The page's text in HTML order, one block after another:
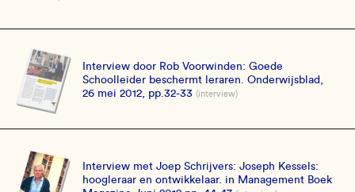
Interview door Rob Voorwinden: Goede
Schoolleider beschermt leraren. Onderwijsblad,
26 mei 2012, pp.32-33 (interview)
Interview met Joep Schrijvers: Joseph Kessels:
hoogleraar en ontwikkelaar. in Management Boek